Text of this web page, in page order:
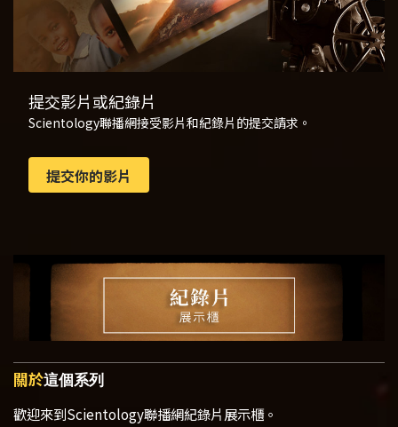
提交影片或紀錄片
Scientology聯播網接受影片和紀錄片的提交請求。
提交你的影片
關於這個系列
歡迎來到Scientology聯播網紀錄片展示櫃。